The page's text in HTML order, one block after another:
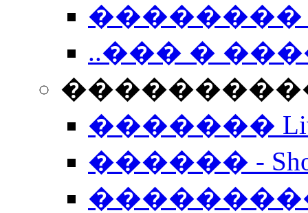
��������
..��� �
����������
�������
������ -